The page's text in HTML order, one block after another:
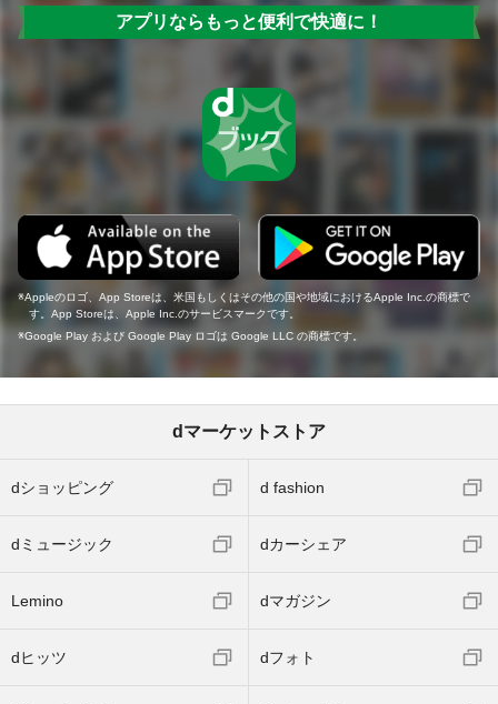
アプリならもっと便利で快適に！
Appleのロゴ、App Storeは、米国もしくはその他の国や地域におけるApple Inc.の商標で
す。App Storeは、Apple Inc.のサービスマークです。
Google Play および Google Play ロゴは Google LLC の商標です。
dマーケットストア
dショッピング d fashion
dミュージック dカーシェア
Lemino dマガジン
dヒッツ dフォト